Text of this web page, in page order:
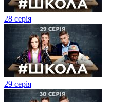
28 серія
29 серія